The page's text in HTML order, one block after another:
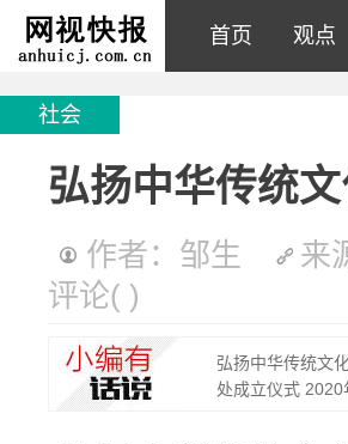
首页 观点
社会
弘扬中华传统
作者：邹生 来
评论( )
弘扬中华传统文
处成立仪式